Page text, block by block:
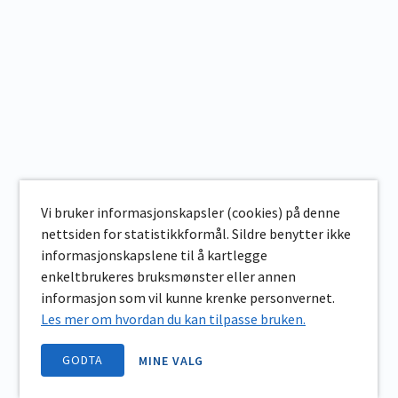
Vi bruker informasjonskapsler (cookies) på denne
nettsiden for statistikkformål. Sildre benytter ikke
informasjonskapslene til å kartlegge
enkeltbrukeres bruksmønster eller annen
informasjon som vil kunne krenke personvernet.
Les mer om hvordan du kan tilpasse bruken.
GODTA MINE VALG